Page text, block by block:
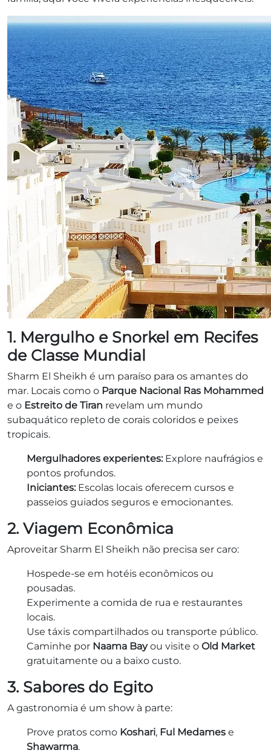
1. Mergulho e Snorkel em Recifes
de Classe Mundial
Sharm El Sheikh é um paraíso para os amantes do
mar. Locais como o Parque Nacional Ras Mohammed
e o Estreito de Tiran revelam um mundo
subaquático repleto de corais coloridos e peixes
tropicais.
Mergulhadores experientes:Explore naufrágios e
pontos profundos.
Iniciantes:Escolas locais oferecem cursos e
passeios guiados seguros e emocionantes.
2. Viagem Econômica
Aproveitar Sharm El Sheikh não precisa ser caro:
Hospede-se em hotéis econômicos ou
pousadas.
Experimente a comida de rua e restaurantes
locais.
Use táxis compartilhados ou transporte público.
Caminhe por Naama Bayou visite o Old Market
gratuitamente ou a baixo custo.
3. Sabores do Egito
A gastronomia é um show à parte:
Prove pratos como Koshari, Ful Medames e
Shawarma.